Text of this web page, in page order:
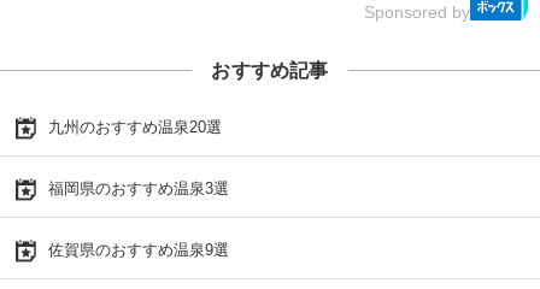
Sponsored by
おすすめ記事
九州のおすすめ温泉20選
福岡県のおすすめ温泉3選
佐賀県のおすすめ温泉9選